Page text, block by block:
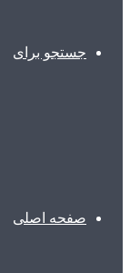
جستجو برای
صفحه اصلی